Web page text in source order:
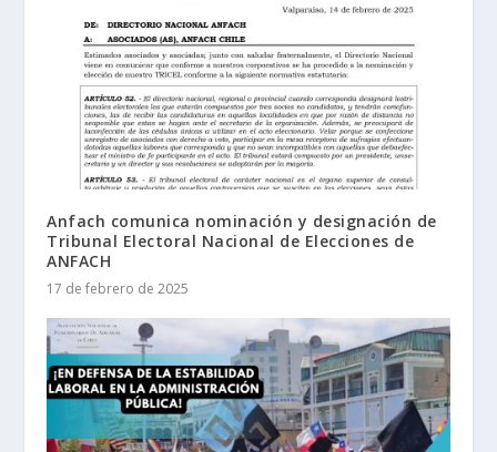
Anfach comunica nominación y designación de
Tribunal Electoral Nacional de Elecciones de
ANFACH
17 de febrero de 2025